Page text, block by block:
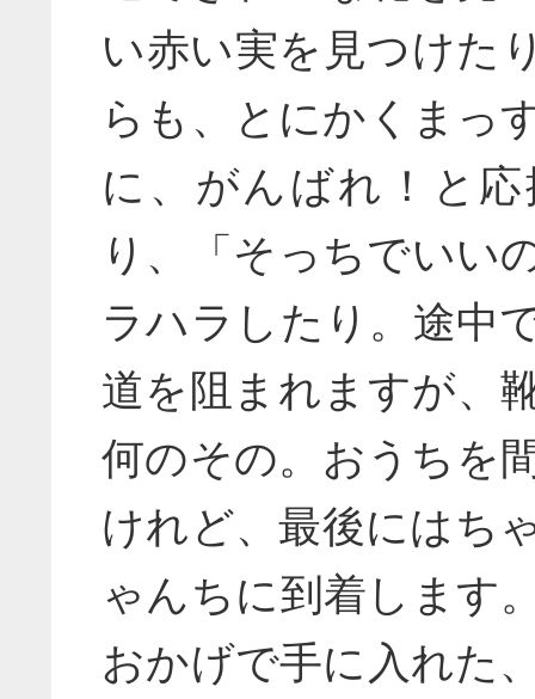
い赤い実を見つけ
らも、とにかくまっ
に、がんばれ！と
り、「そっちでいい
ラハラしたり。途中
道を阻まれますが、
何のその。おうちを
けれど、最後にはち
ゃんちに到着します
おかげで手に入れた